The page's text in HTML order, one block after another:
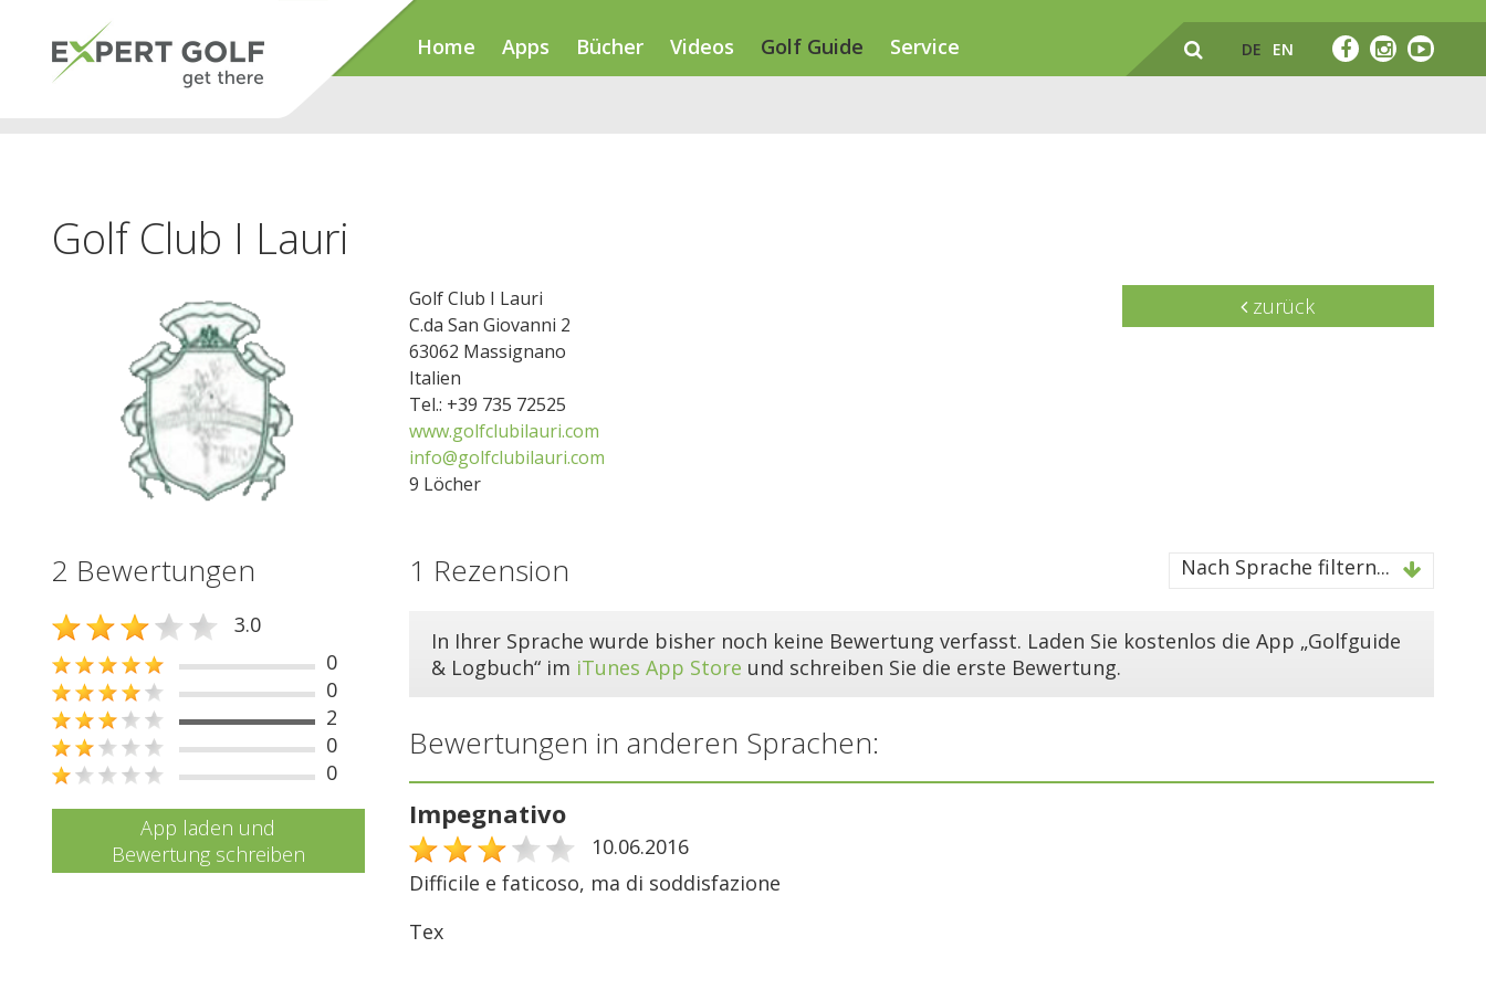
Home Apps Bücher Videos Golf Guide Service DE EN
Golf Club I Lauri
Golf Club I Lauri
C.da San Giovanni 2
63062 Massignano
Italien
Tel.: +39 735 72525
www.golfclubilauri.com
info@golfclubilauri.com
9 Löcher
zurück
2 Bewertungen
3.0
0
0
2
0
0
App laden und
Bewertung schreiben
1 Rezension Nach Sprache filtern...
In Ihrer Sprache wurde bisher noch keine Bewertung verfasst. Laden Sie kostenlos die App „Golfguide
& Logbuch“ im iTunes App Store und schreiben Sie die erste Bewertung.
Bewertungen in anderen Sprachen:
Impegnativo
10.06.2016
Difficile e faticoso, ma di soddisfazione
Tex